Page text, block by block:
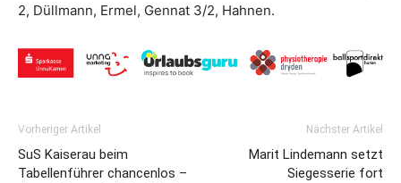
2, Düllmann, Ermel, Gennat 3/2, Hahnen.
Vorheriger Artikel
SuS Kaiserau beim
Tabellenführer chancenlos –
Nächster Artikel
Marit Lindemann setzt
Siegesserie fort